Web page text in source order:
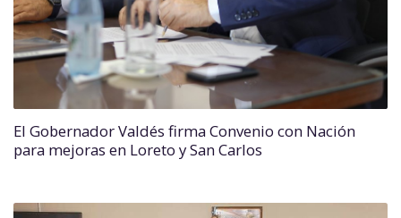
El Gobernador Valdés firma Convenio con Nación
para mejoras en Loreto y San Carlos